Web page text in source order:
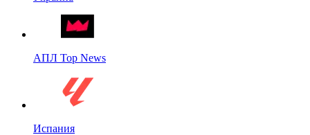
АПЛ Top News
Испания